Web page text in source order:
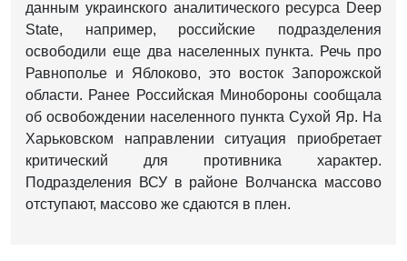
данным украинского аналитического ресурса Deep
State, например, российские подразделения
освободили еще два населенных пункта. Речь про
Равнополье и Яблоково, это восток Запорожской
области. Ранее Российская Минобороны сообщала
об освобождении населенного пункта Сухой Яр. На
Харьковском направлении ситуация приобретает
критический для противника характер.
Подразделения ВСУ в районе Волчанска массово
отступают, массово же сдаются в плен.